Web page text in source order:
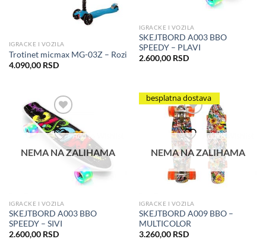
IGRACKE I VOZILA
Trotinet micmax MG-03Z – Rozi
4.090,00 RSD
IGRACKE I VOZILA
SKEJTBORD A003 BBO
SPEEDY – PLAVI
2.600,00 RSD
Add to Wishlist
NEMA NA ZALIHAMA
IGRACKE I VOZILA
SKEJTBORD A003 BBO
SPEEDY – SIVI
2.600,00 RSD
besplatna dostava
Add to Wishlist
NEMA NA ZALIHAMA
IGRACKE I VOZILA
SKEJTBORD A009 BBO –
MULTICOLOR
3.260,00 RSD